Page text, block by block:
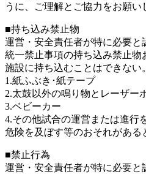
うに、ご理解とご協力をお願い
■持ち込み禁止物
運営・安全責任者が特に必要
統一禁止事項の持ち込み禁止
施設に持ち込むことはできない。
1.紙ふぶき･紙テープ
2.太鼓以外の鳴り物とレーザー
3.ベビーカー
4.その他試合の運営または進行
危険を及ぼす等のおそれがある
■禁止行為
運営・安全責任者が特に必要と